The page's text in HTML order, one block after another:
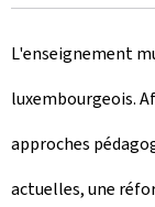
r
é
e
l
e
L'enseignement
luxembourgeois.
approches
actuelles, une